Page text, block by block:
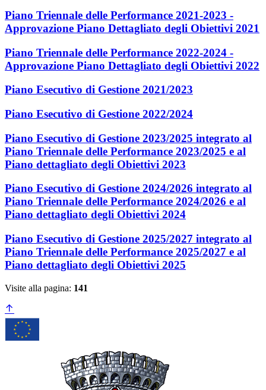
Piano Triennale delle Performance 2021-2023 -
Approvazione Piano Dettagliato degli Obiettivi 2021
Piano Triennale delle Performance 2022-2024 -
Approvazione Piano Dettagliato degli Obiettivi 2022
Piano Esecutivo di Gestione 2021/2023
Piano Esecutivo di Gestione 2022/2024
Piano Esecutivo di Gestione 2023/2025 integrato al
Piano Triennale delle Performance 2023/2025 e al
Piano dettagliato degli Obiettivi 2023
Piano Esecutivo di Gestione 2024/2026 integrato al
Piano Triennale delle Performance 2024/2026 e al
Piano dettagliato degli Obiettivi 2024
Piano Esecutivo di Gestione 2025/2027 integrato al
Piano Triennale delle Performance 2025/2027 e al
Piano dettagliato degli Obiettivi 2025
Visite alla pagina: 141